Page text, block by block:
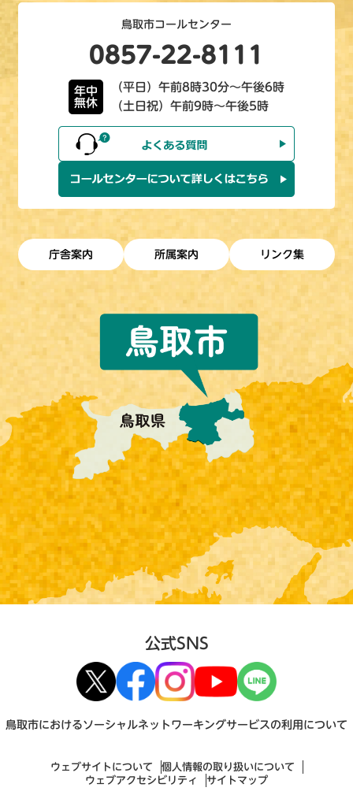
鳥取市コールセンター
0857-22-8111
年中
無休
（平日）午前8時30分～午後6時
（土日祝）午前9時～午後5時
庁舎案内 所属案内 リンク集
公式SNS
鳥取市におけるソーシャルネットワーキングサービスの利用について
ウェブサイトについて
個人情報の取り扱いについて
ウェブアクセシビリティ
サイトマップ